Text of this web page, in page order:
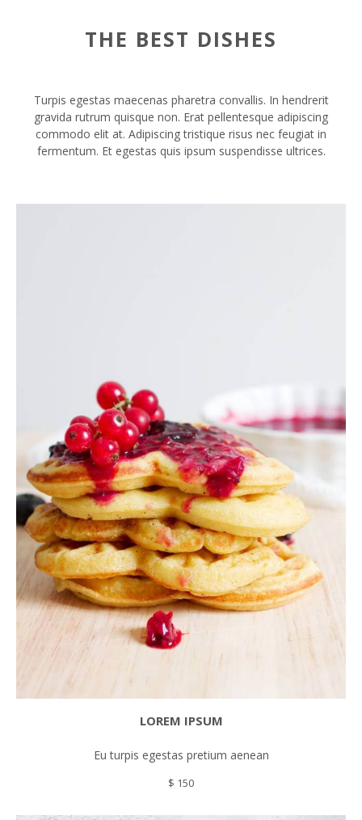
THE BEST DISHES
Turpis egestas maecenas pharetra convallis. In hendrerit
gravida rutrum quisque non. Erat pellentesque adipiscing
commodo elit at. Adipiscing tristique risus nec feugiat in
fermentum. Et egestas quis ipsum suspendisse ultrices.
LOREM IPSUM
Eu turpis egestas pretium aenean
$ 150